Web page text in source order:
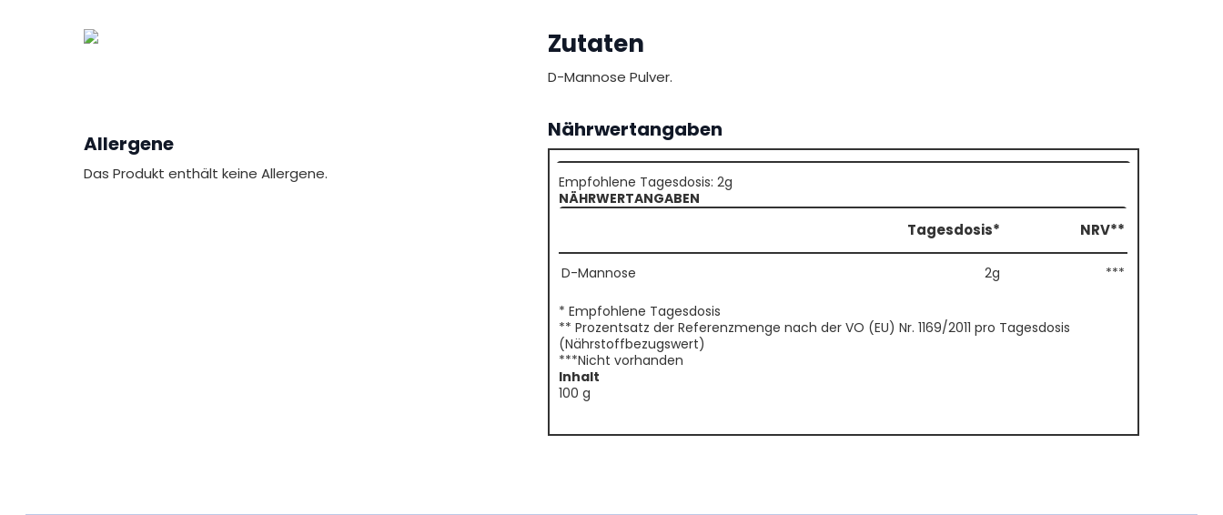
Zutaten
D-Mannose Pulver.
Allergene
Das Produkt enthält keine Allergene.
Nährwertangaben
Empfohlene Tagesdosis: 2g
NÄHRWERTANGABEN
Tagesdosis* NRV**
D-Mannose 2g ***
* Empfohlene Tagesdosis
** Prozentsatz der Referenzmenge nach der VO (EU) Nr. 1169/2011 pro Tagesdosis
(Nährstoffbezugswert)
***Nicht vorhanden
Inhalt
100 g